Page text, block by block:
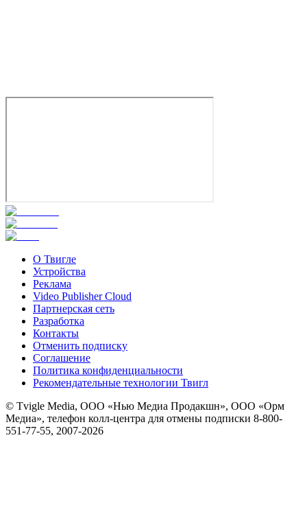
О Твигле
Устройства
Реклама
Video Publisher Cloud
Партнерская сеть
Разработка
Контакты
Отменить подписку
Соглашение
Политика конфиденциальности
Рекомендательные технологии Твигл
© Tvigle Media, ООО «Нью Медиа Продакшн», ООО «Орм
Медиа», телефон колл-центра для отмены подписки 8-800-
551-77-55, 2007-2026